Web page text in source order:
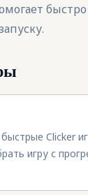
Clicker
игру с